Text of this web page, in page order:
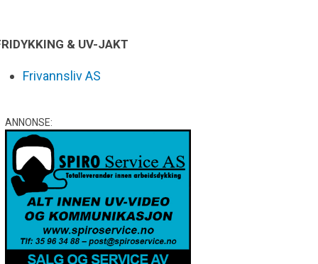
& UV-JAKT
Frivannsliv AS
ANNONSE: